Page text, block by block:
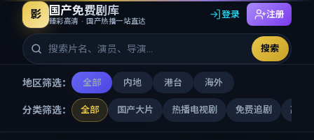
影 国产免费剧库
臻彩高清 · 国产热播一站直达
搜索
登录 注册
地区筛选： 全部 内地 港台 海外
分类筛选： 全部 国产大片 热播电视剧 免费追剧 高清